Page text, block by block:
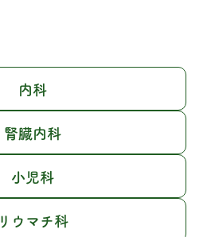
内科
腎臓内科
小児科
リウマチ科